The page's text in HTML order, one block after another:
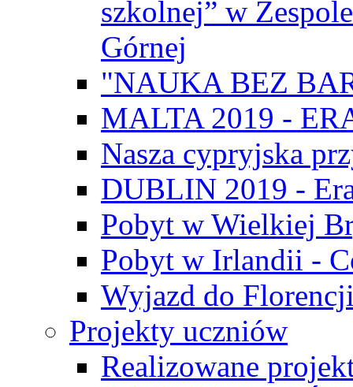
szkolnej” w
Górnej
"NAUKA BEZ
MALTA 2019 -
Nasza cypryjska
DUBLIN 2019 -
Pobyt w Wielkiej
Pobyt w Irlandii -
Wyjazd do
Projekty uczniów
Realizowane